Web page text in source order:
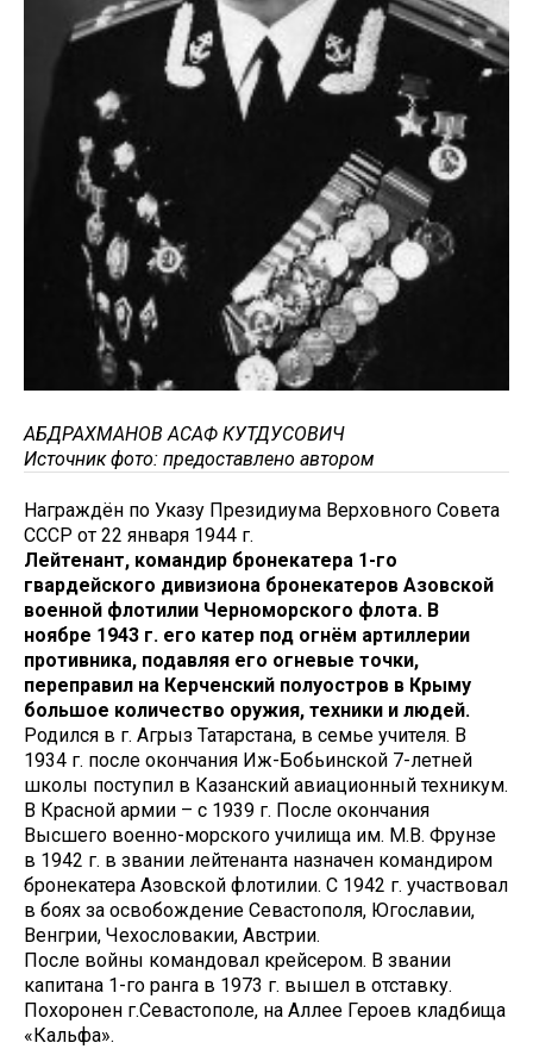
АБДРАХМАНОВ АСАФ КУТДУСОВИЧ
Источник фото: предоставлено автором
Награждён по Указу Президиума Верховного Совета
СССР от 22 января 1944 г.
Лейтенант, командир бронекатера 1-го
гвардейского дивизиона бронекатеров Азовской
военной флотилии Черноморского флота. В
ноябре 1943 г. его катер под огнём артиллерии
противника, подавляя его огневые точки,
переправил на Керченский полуостров в Крыму
большое количество оружия, техники и людей.
Родился в г. Агрыз Татарстана, в семье учителя. В
1934 г. после окончания Иж-Бобьинской 7-летней
школы поступил в Казанский авиационный техникум.
В Красной армии – с 1939 г. После окончания
Высшего военно-морского училища им. М.В. Фрунзе
в 1942 г. в звании лейтенанта назначен командиром
бронекатера Азовской флотилии. С 1942 г. участвовал
в боях за освобождение Севастополя, Югославии,
Венгрии, Чехословакии, Австрии.
После войны командовал крейсером. В звании
капитана 1-го ранга в 1973 г. вышел в отставку.
Похоронен г.Севастополе, на Аллее Героев кладбища
«Кальфа».